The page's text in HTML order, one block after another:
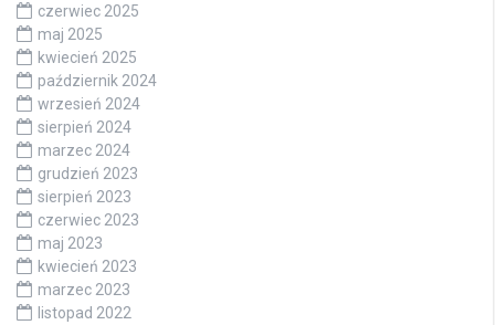
czerwiec 2025
maj 2025
kwiecień 2025
październik 2024
wrzesień 2024
sierpień 2024
marzec 2024
grudzień 2023
sierpień 2023
czerwiec 2023
maj 2023
kwiecień 2023
marzec 2023
listopad 2022